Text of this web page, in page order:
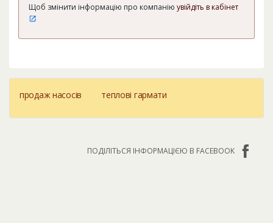
Щоб змінити інформацію про компанію увійдіть в кабінет
продаж насосів теплові гармати
ПОДІЛІТЬСЯ ІНФОРМАЦІЄЮ В FACEBOOK